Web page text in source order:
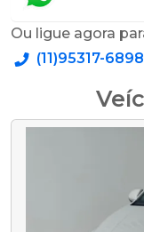
Ou ligue agora
(11)95317-6898